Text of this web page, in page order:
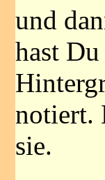
und
hast
notiert.
sie.